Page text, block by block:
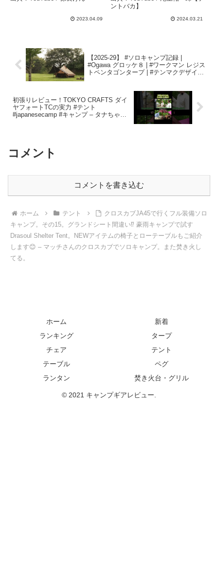
2023.04.09
バカ】
ントバカ】
2024.03.21
【2025-29】 #ソロキャンプ記録 |
#Ogawa グロッケ８ | #ワークマン レジス
トペンタゴンタープ | #テンマクデザイン
初張りレビュー！TOKYO CRAFTS ダイ
ヤフォートTCの実力 #テント
#japanesecamp #キャンプ – タナちゃん
コメント
コメントを書き込む
ホーム テント
クロスカブJA45で行くフル装備ソロ
キャンプ。その15。グランドシート間違い⁉ 豪雨キャンプで試す
Drasoul Shelter Tent。NEWアイテムの椅子とローテーブルもご紹介
します😊 – マッチさんのクロスカブでソロキャンプ。また焚き火し
てる。
ホーム
新着
ランキング
タープ
チェア
テント
テーブル
ペグ
ランタン
焚き火台・グリル
© 2021 キャンプギアレビュー.